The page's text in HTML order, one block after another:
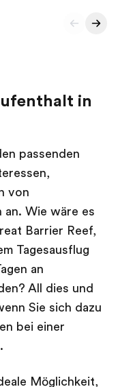
in
passenden
von
an. Wie wäre es
Barrier Reef,
Tagesausflug
an
All dies und
Sie sich dazu
bei einer
Möglichkeit,